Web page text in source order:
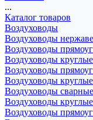
...
Каталог товаров
Воздуховоды
Воздуховоды
Воздуховоды
Воздуховоды
Воздуховоды
Воздуховоды
Воздуховоды
Воздуховоды
Воздуховоды